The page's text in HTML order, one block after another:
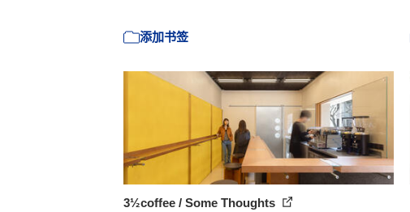
添加书签
3½coffee / Some Thoughts